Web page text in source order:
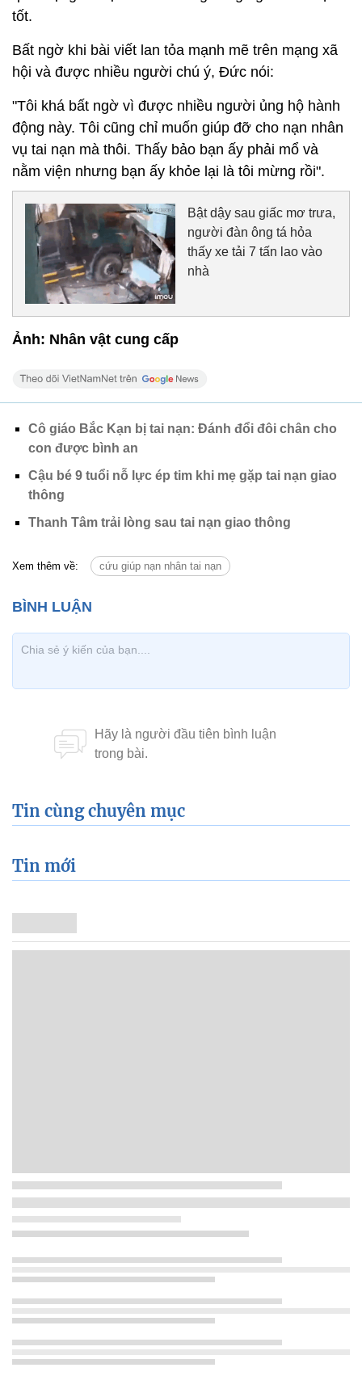
tốt.
Bất ngờ khi bài viết lan tỏa mạnh mẽ trên mạng xã
hội và được nhiều người chú ý, Đức nói:
"Tôi khá bất ngờ vì được nhiều người ủng hộ hành
động này. Tôi cũng chỉ muốn giúp đỡ cho nạn nhân
vụ tai nạn mà thôi. Thấy bảo bạn ấy phải mổ và
nằm viện nhưng bạn ấy khỏe lại là tôi mừng rồi".
Bật dậy sau giấc mơ trưa,
người đàn ông tá hỏa
thấy xe tải 7 tấn lao vào
nhà
Ảnh: Nhân vật cung cấp
Cô giáo Bắc Kạn bị tai nạn: Đánh đổi đôi chân cho
con được bình an
Cậu bé 9 tuổi nỗ lực ép tim khi mẹ gặp tai nạn giao
thông
Thanh Tâm trải lòng sau tai nạn giao thông
Xem thêm về: cứu giúp nạn nhân tai nạn
Tin cùng chuyên mục
Tin mới